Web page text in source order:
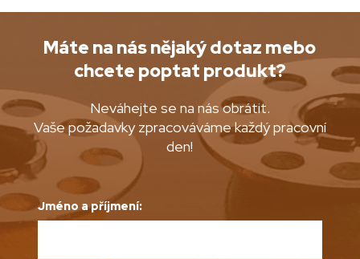
Máte na nás nějaký dotaz mebo
chcete poptat produkt?
Neváhejte se na nás obrátit.
Vaše požadavky zpracováváme každý pracovní
den!
Jméno a příjmení: